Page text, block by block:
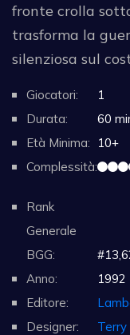
fronte crolla
trasforma la
silenziosa sul
Giocatori:
1
Durata:
60
Età Minima:
10+
Complessità:
Rank
Generale
BGG:
Anno:
1992
Editore:
Designer:
Terry